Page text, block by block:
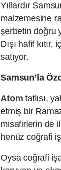
Yıllardır
malzemesine
şerbetin doğru
Dışı hafif
satıyor.
Samsun’la
Atomtatlısı,
etmiş bir
misafirlerin de
henüz coğrafi
Oysa coğrafi